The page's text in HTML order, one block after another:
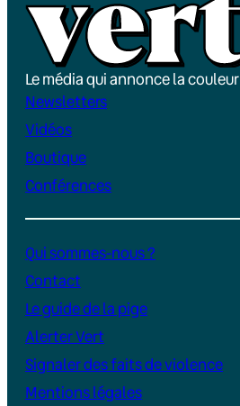
Le média qui annonce la couleur
Newsletters
Vidéos
Boutique
Conférences
Qui sommes-nous ?
Contact
Le guide de la pige
Alerter Vert
Signaler des faits de violence
Mentions légales